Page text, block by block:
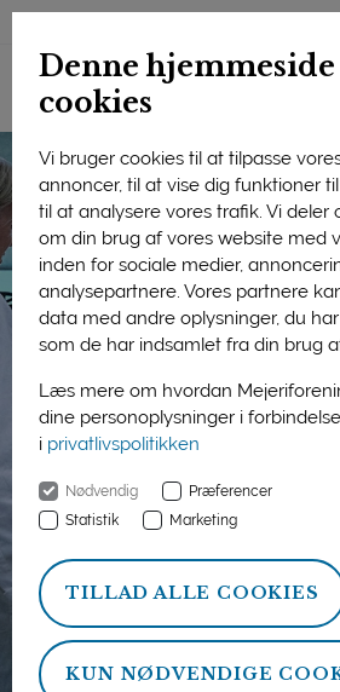
Denne
cookies
Vi bruger cookies til at tilpasse
annoncer, til at vise dig funktioner
til at analysere vores trafik. Vi deler
om din brug af vores website med
inden for sociale medier,
analysepartnere. Vores partnere
data med andre oplysninger, du
som de har indsamlet fra din brug
Læs mere om hvordan
dine personoplysninger i
i privatlivspolitikken
Nødvendig
Præferencer
Statistik
Marketing
TILLAD ALLE COOKIES
KUN NØDVENDIGE